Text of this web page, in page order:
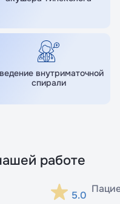
внутриматочной
спирали
работе
5.0